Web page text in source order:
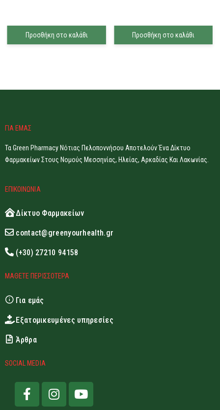
Προσθήκη στο καλάθι Προσθήκη στο καλάθι
ΓΙΑ ΕΜΑΣ
Τα Green Pharmacy Νότιας Πελοποννήσου Αποτελούν Ένα Δίκτυο
Φαρμακείων Στους Νομούς Μεσσηνίας, Ηλείας, Αρκαδίας Και Λακωνίας.
ΕΠΙΚΟΙΝΩΝΙΑ
Δίκτυο Φαρμακείων
contact@greenyourhealth.gr
(+30) 27210 94158
ΜΑΘΕΤΕ ΠΕΡΙΣΣΟΤΕΡΑ
Για εμάς
Εξατομικευμένες υπηρεσίες
Άρθρα
SOCIAL MEDIA